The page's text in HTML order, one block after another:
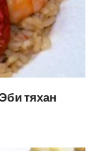
тяхан